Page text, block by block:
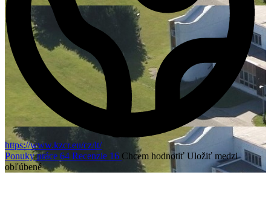
https://www.kzcr.eu/cz/lt/
Ponuky práce 64 Recenzie 16 Chcem hodnotiť Uložiť medzi
obľúbené